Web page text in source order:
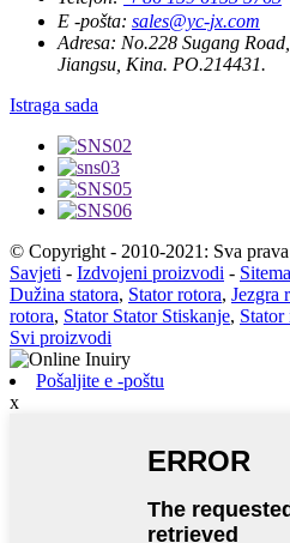
E -pošta: sales@yc-jx.com
Adresa: No.228 Sugang
Jiangsu, Kina. PO.214431.
Istraga sada
© Copyright - 2010-2021: Sva
Savjeti - Izdvojeni proizvodi -
Dužina statora, Stator rotora, Jezgra
rotora, Stator Stator Stiskanje,
Svi proizvodi
Pošaljite e -poštu
x